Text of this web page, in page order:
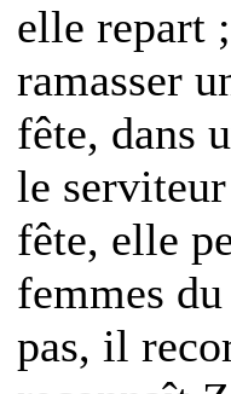
elle repart
ramasser
fête, dans
le
fête, elle
femmes
pas, il